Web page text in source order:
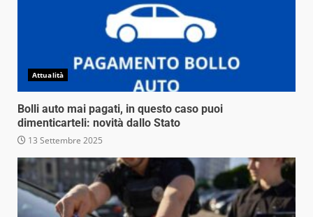
Attualità
Bolli auto mai pagati, in questo caso puoi
dimenticarteli: novità dallo Stato
13 Settembre 2025